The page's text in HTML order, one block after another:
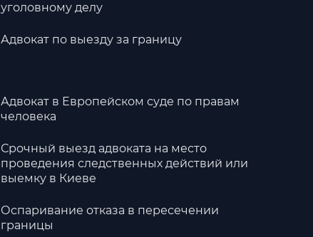
уголовному делу
Адвокат по выезду за границу
Адвокат в Европейском суде по правам
человека
Срочный выезд адвоката на место
проведения следственных действий или
выемку в Киеве
Оспаривание отказа в пересечении
границы